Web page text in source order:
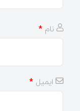
نام *
ایمیل *